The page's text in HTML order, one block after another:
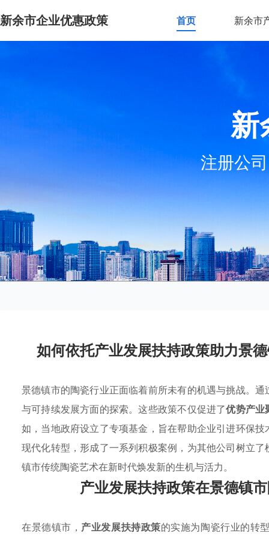
新余市企业优惠政策 首页 新余市
新
注册公
如何依托产业发展扶持政策助力景
景德镇市的陶瓷行业正面临着前所未有的机遇与挑战。通
与可持续发展方面的探索。这些政策不仅促进了优势产业
如，当地政府设立了专项基金，旨在帮助企业引进环保
现代化转型，形成了一系列积极案例，为其他公司树立
镇市传统陶瓷艺术在新时代焕发新的生机与活力。
产业发展扶持政策在景德镇
在景德镇市， 产业发展扶持政策的实施为陶瓷行业的转